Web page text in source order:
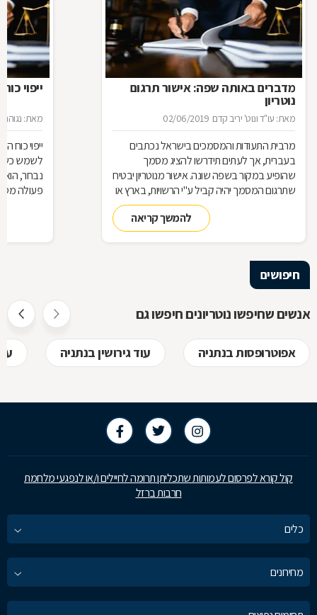
מדברים באותה שפה: אישור תרגום
נוטריון
מאת: עו"ד ונוט' יריב קדם 02/06/2019
מרבית התעודות והמסמכים בישראל נכתבים
בעברית, אך לעתים תידרשו להציג מסמך
שהופיע במקור בשפה שונה. אישור מנוטריון יבטיח
שתרגום המסמך יהיה קביל ע"י הרשויות, בארץ או
להמשך קריאה
ייפוי
מאת: נגוהה
ייפוי
לשמש
נבחר, הוא
פעולה
חוזר,
לקבל,
בשמכם
חיפושים
אנשים שחיפשו נוטריונים חיפשו גם
אפוטרופסות בנתניה עוד גירושין בנתניה
קול קורא לפרסום לעמותות שתכליתן תרומה לחיילים ו/או לנפגעי מלחמת
חרבות ברזל
כלים
מחירונים